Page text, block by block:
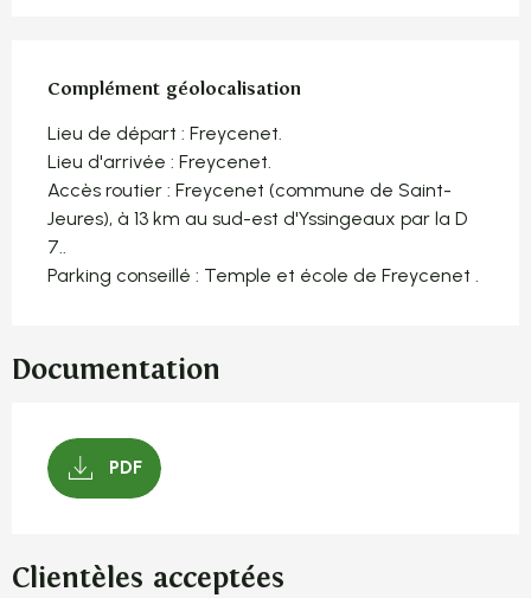
Complément géolocalisation
Complément géolocalisation
Lieu de départ : Freycenet.
Lieu d'arrivée : Freycenet.
Accès routier : Freycenet (commune de Saint-
Jeures), à 13 km au sud-est d'Yssingeaux par la D
7..
Parking conseillé : Temple et école de Freycenet .
Documentation
PDF
Clientèles acceptées